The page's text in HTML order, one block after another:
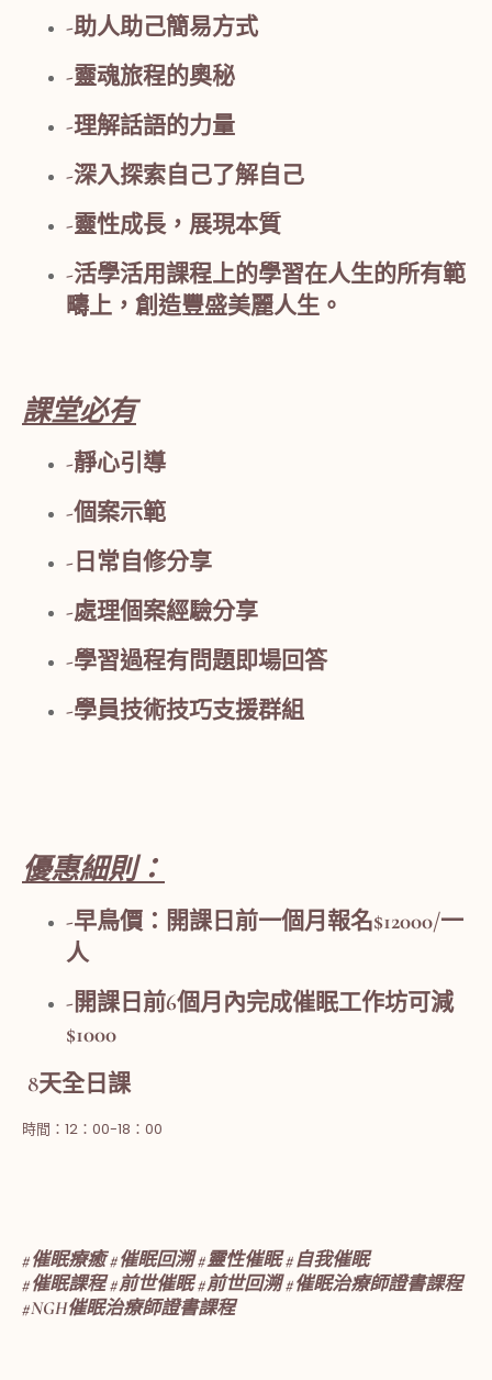
-助人助己簡易方式
-靈魂旅程的奧秘
-理解話語的力量
-深入探索自己了解自己
-靈性成長，展現本質
-活學活用課程上的學習在人生的所有範
疇上，創造豐盛美麗人生。
課堂必有
-靜心引導
-個案示範
-日常自修分享
-處理個案經驗分享
-學習過程有問題即場回答
-學員技術技巧支援群組
優惠細則：
-早鳥價：開課日前一個月報名$12000/一
人
-開課日前6個月內完成催眠工作坊可減
$1000
8天全日課
時間：12：00-18：00
#催眠療癒 #催眠回溯 #靈性催眠 #自我催眠
#催眠課程 #前世催眠 #前世回溯 #催眠治療師證書課程
#NGH催眠治療師證書課程